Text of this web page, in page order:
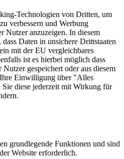
Technologien von Dritten, um
verbessern und Werbung
Nutzer anzuzeigen. In diesem
Daten in unsichere Drittstaaten
mit der EU vergleichbares
ist es hierbei möglich dass
gespeichert oder aus diesem
Ihre Einwilligung über "Alles
diese jederzeit mit Wirkung für
grundlegende Funktionen und sind
Website erforderlich.